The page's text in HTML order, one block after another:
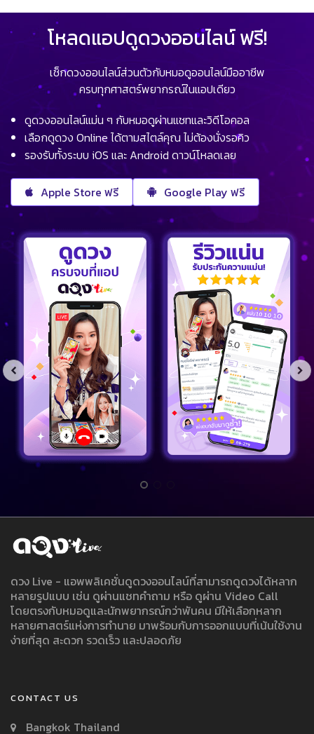
โหลดแอปดูดวงออนไลน์ ฟรี!
เช็กดวงออนไลน์ส่วนตัวกับหมอดูออนไลน์มืออาชีพ
ครบทุกศาสตร์พยากรณ์ในแอปเดียว
ดูดวงออนไลน์แม่น ๆ กับหมอดูผ่านแชทและวิดีโอคอล
เลือกดูดวง Online ได้ตามสไตล์คุณ ไม่ต้องนั่งรอคิว
รองรับทั้งระบบ iOS และ Android ดาวน์โหลดเลย
Apple Store ฟรี Google Play ฟรี
ดวง Live - แอพพลิเคชั่นดูดวงออนไลน์ที่สามารถดูดวงได้หลาก
หลายรูปแบบ เช่น ดูผ่านแชทคำถาม หรือ ดูผ่าน Video Call
โดยตรงกับหมอดูและนักพยากรณ์กว่าพันคน มีให้เลือกหลาก
หลายศาสตร์แห่งการทำนาย มาพร้อมกับการออกแบบที่เน้นใช้งาน
ง่ายที่สุด สะดวก รวดเร็ว และปลอดภัย
CONTACT US
Bangkok Thailand